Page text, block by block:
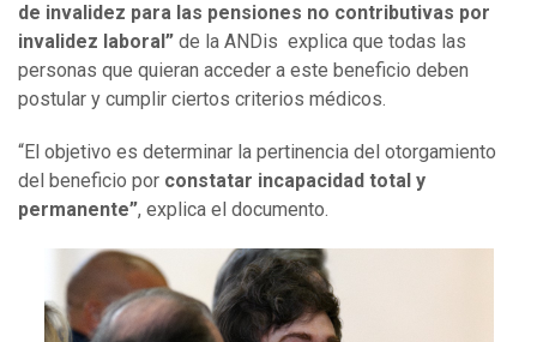
de invalidez para las pensiones no contributivas por
invalidez laboral” de la ANDis explica que todas las
personas que quieran acceder a este beneficio deben
postular y cumplir ciertos criterios médicos.
“El objetivo es determinar la pertinencia del otorgamiento
del beneficio por constatar incapacidad total y
permanente”, explica el documento.